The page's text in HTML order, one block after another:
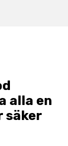
alla en
säker